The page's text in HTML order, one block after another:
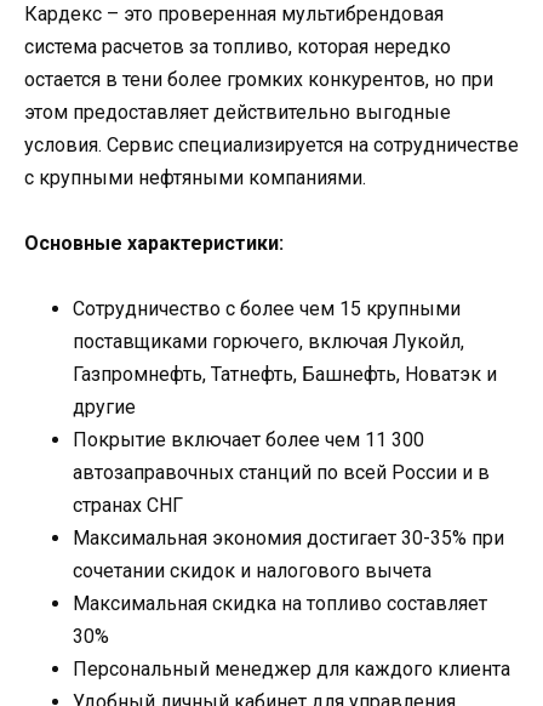
Кардекс – это проверенная мультибрендовая
система расчетов за топливо, которая нередко
остается в тени более громких конкурентов, но при
этом предоставляет действительно выгодные
условия. Сервис специализируется на сотрудничестве
с крупными нефтяными компаниями.
Основные характеристики:
Сотрудничество с более чем 15 крупными
поставщиками горючего, включая Лукойл,
Газпромнефть, Татнефть, Башнефть, Новатэк и
другие
Покрытие включает более чем 11 300
автозаправочных станций по всей России и в
странах СНГ
Максимальная экономия достигает 30-35% при
сочетании скидок и налогового вычета
Максимальная скидка на топливо составляет
30%
Персональный менеджер для каждого клиента